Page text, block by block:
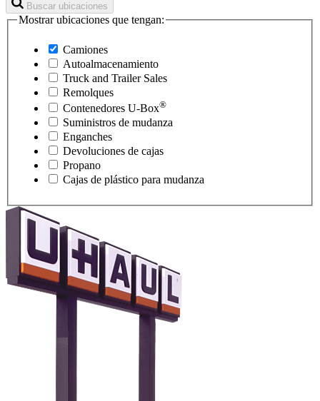
Buscar ubicaciones
Mostrar ubicaciones que tengan:
Camiones
Autoalmacenamiento
Truck and Trailer Sales
Remolques
Contenedores U-Box®
Suministros de mudanza
Enganches
Devoluciones de cajas
Propano
Cajas de plástico para mudanza